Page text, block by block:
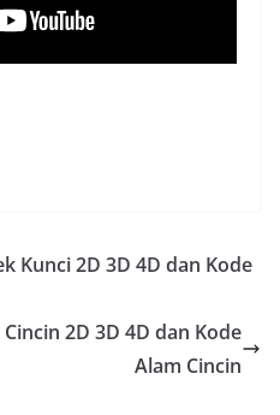
Kunci 2D 3D 4D dan Kode
2D 3D 4D dan Kode
Alam Cincin